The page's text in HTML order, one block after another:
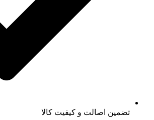
تضمین اصالت و کیفیت کالا